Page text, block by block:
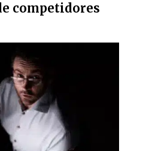
competidores